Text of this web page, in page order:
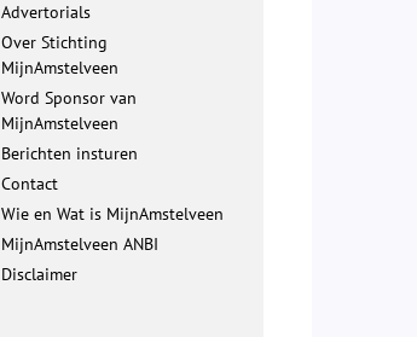
Advertorials
Over Stichting
MijnAmstelveen
Word Sponsor van
MijnAmstelveen
Berichten insturen
Contact
Wie en Wat is MijnAmstelveen
MijnAmstelveen ANBI
Disclaimer